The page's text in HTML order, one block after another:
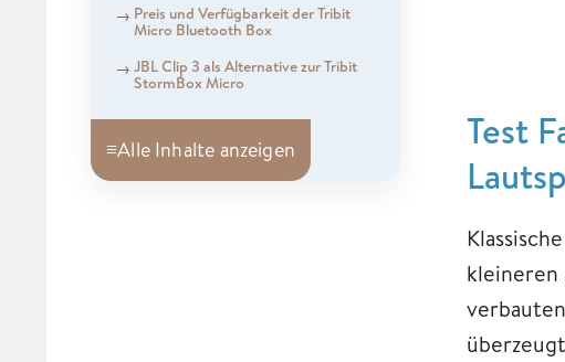
Preis und Verfügbarkeit der Tribit
Micro Bluetooth Box
JBL Clip 3 als Alternative zur Tribit
StormBox Micro
≡Alle Inhalte anzeigen
Test
Klassische
kleineren